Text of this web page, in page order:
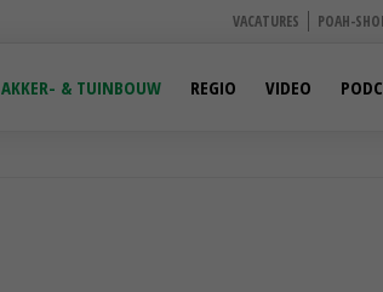
VACATURES POAH-
AKKER- & TUINBOUW REGIO VIDEO